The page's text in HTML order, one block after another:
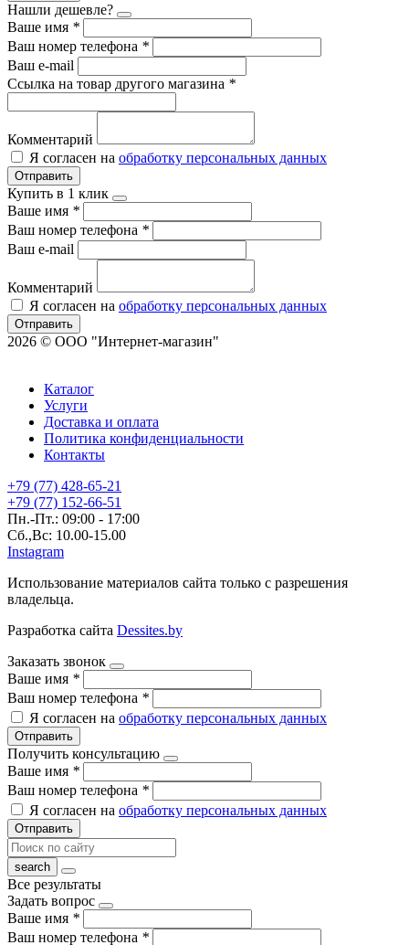
Нашли дешевле?
Ваше имя *
Ваш номер телефона *
Ваш e-mail
Ссылка на товар другого магазина *
Комментарий
Я согласен на обработку персональных данных
Отправить
Купить в 1 клик
Ваше имя *
Ваш номер телефона *
Ваш e-mail
Комментарий
Я согласен на обработку персональных данных
Отправить
2026 © ООО "Интернет-магазин"
Каталог
Услуги
Доставка и оплата
Политика конфиденциальности
Контакты
+79 (77) 428-65-21
+79 (77) 152-66-51
Пн.-Пт.: 09:00 - 17:00
Сб.,Вс: 10.00-15.00
Instagram
Использование материалов сайта только с разрешения
владельца.
Разработка сайта Dessites.by
Заказать звонок
Ваше имя *
Ваш номер телефона *
Я согласен на обработку персональных данных
Отправить
Получить консультацию
Ваше имя *
Ваш номер телефона *
Я согласен на обработку персональных данных
Отправить
Все результаты
Задать вопрос
Ваше имя *
Ваш номер телефона *